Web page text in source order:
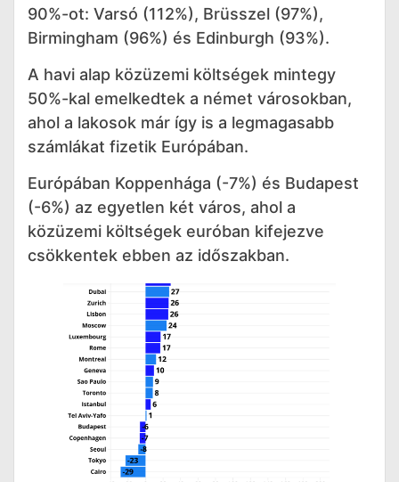
90%-ot: Varsó (112%), Brüsszel (97%),
Birmingham (96%) és Edinburgh (93%).
A havi alap közüzemi költségek mintegy
50%-kal emelkedtek a német városokban,
ahol a lakosok már így is a legmagasabb
számlákat fizetik Európában.
Európában Koppenhága (-7%) és Budapest
(-6%) az egyetlen két város, ahol a
közüzemi költségek euróban kifejezve
csökkentek ebben az időszakban.